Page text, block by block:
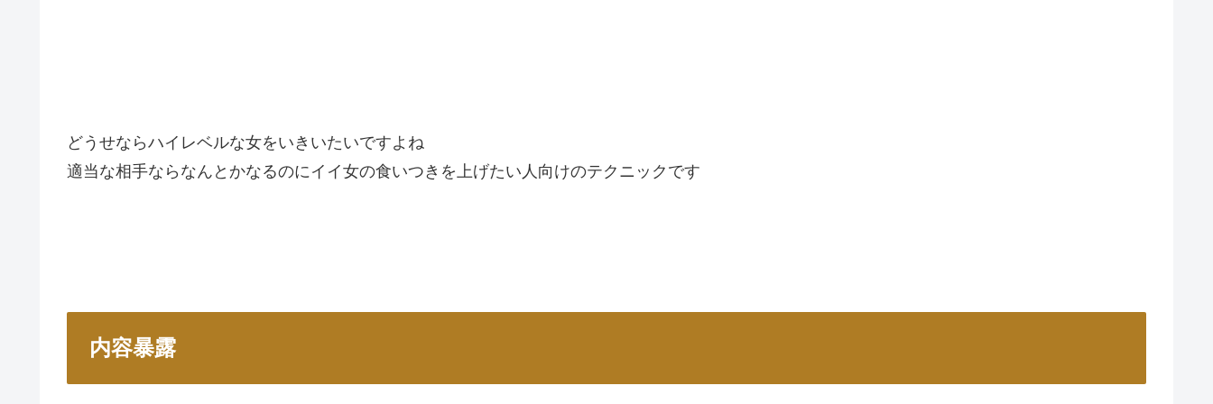
どうせならハイレベルな女をいきいたいですよね
適当な相手ならなんとかなるのにイイ女の食いつきを上げたい人向けのテクニックです
内容暴露